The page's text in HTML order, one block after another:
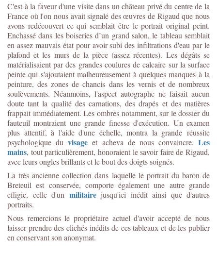
C'est à la faveur d'une visite dans un château privé du centre de la
France où l'on nous avait signalé des œuvres de Rigaud que nous
avons redécouvert ce qui semblait être le portrait original peint.
Enchassé dans les boiseries d’un grand salon, le tableau semblait
en assez mauvais état pour avoir subi des infiltrations d'eau par le
plafond et les murs de la pièce (assez récentes). Les dégâts se
matérialisaient par des grandes coulures de calcaire sur la surface
peinte qui s'ajoutaient malheureusement à quelques manques à la
peinture, des zones de chancis dans les vernis et de nombreux
soulèvements. Néanmoins, l'aspect autographe ne faisait aucun
doute tant la qualité des carnations, des drapés et des matières
frappait immédiatement. Les ombres notamment, sur le dossier du
fauteuil montraient une grande finesse d'exécution. Un examen
plus attentif, à l'aide d'une échelle, montra la grande réussite
psychologique duvisage et acheva de nous convaincre. Les
mains, tout particulièrement, honoraient le savoir faire de Rigaud,
avec leurs ongles brillants et le bout des doigts soignés.
La très ancienne collection dans laquelle le portrait du baron de
Breteuil est conservée, comporte également une autre grande
effigie, celle d'un militairejusqu'ici inédit ainsi que d'autres
portraits.
Nous remercions le propriétaire actuel d'avoir accepté de nous
laisser prendre des clichés inédits de ces tableaux et de les publier
en conservant son anonymat.